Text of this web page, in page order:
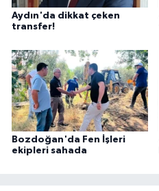
Aydın'da dikkat çeken
transfer!
Bozdoğan'da Fen İşleri
ekipleri sahada